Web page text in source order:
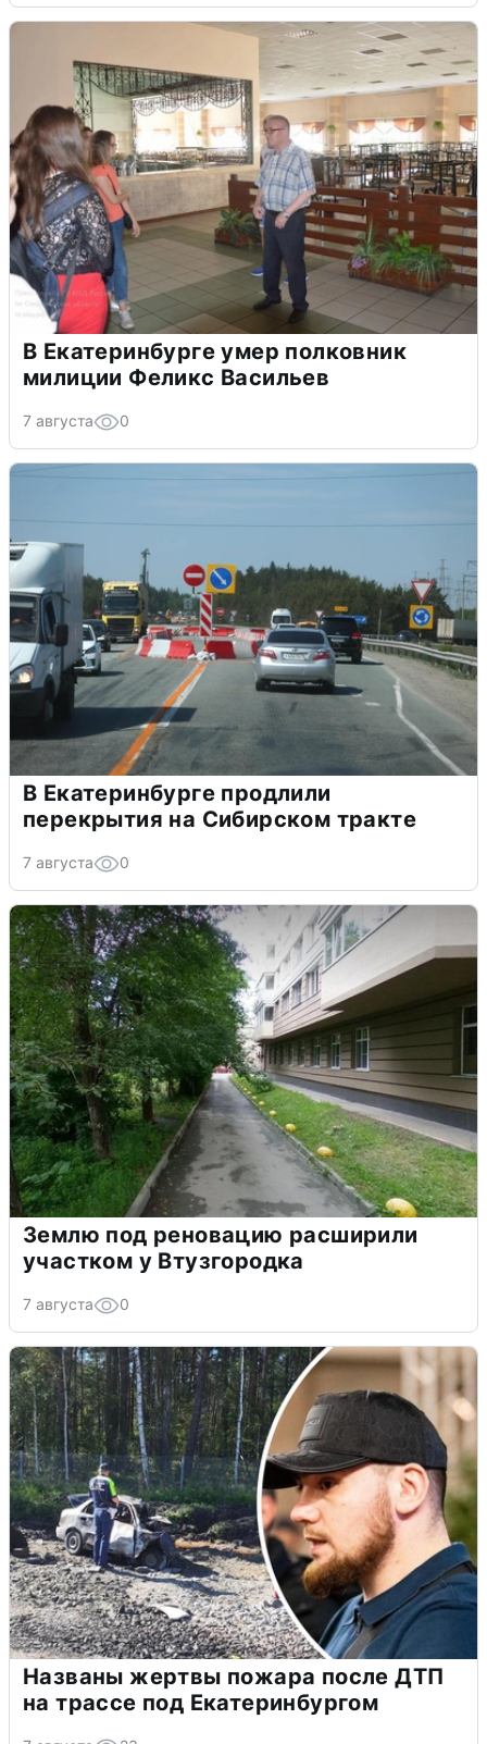
В Екатеринбурге умер полковник
милиции Феликс Васильев
7 августа 0
В Екатеринбурге продлили
перекрытия на Сибирском тракте
7 августа 0
Землю под реновацию расширили
участком у Втузгородка
7 августа 0
Названы жертвы пожара после ДТП
на трассе под Екатеринбургом